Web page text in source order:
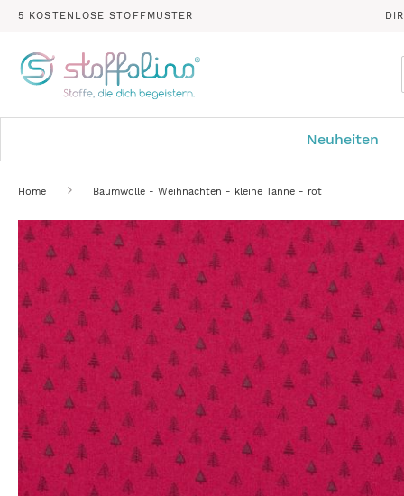
5 KOSTENLOSE STOFFMUSTER
Neuheiten
Home Baumwolle - Weihnachten - kleine Tanne - rot
Zum
Ende
der
Bildergalerie
springen